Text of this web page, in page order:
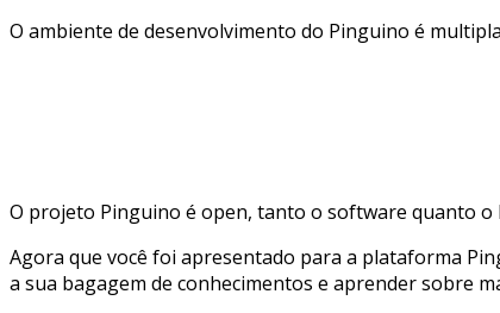
O ambiente de desenvolvimento do Pinguino é
O projeto Pinguino é open, tanto o software quanto o
Agora que você foi apresentado para a plataforma
a sua bagagem de conhecimentos e aprender sobre